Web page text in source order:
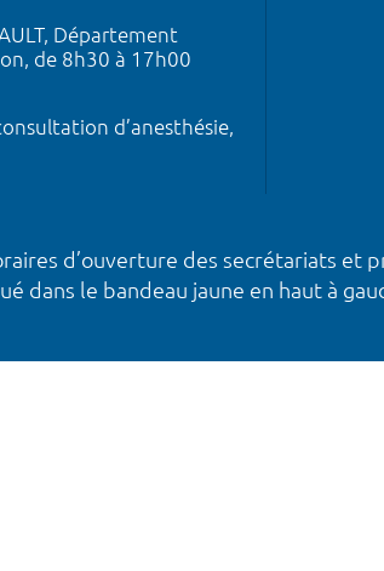
Département
de 8h30 à 17h00
d’anesthésie,
d’ouverture des secrétariats et
dans le bandeau jaune en haut à